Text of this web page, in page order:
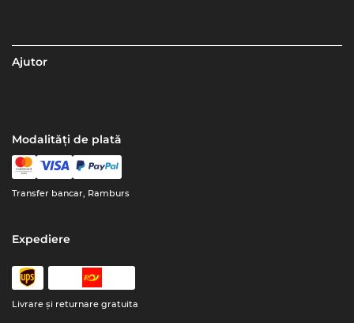
Ajutor
Modalități de plată
Transfer bancar, Ramburs
Expediere
Livrare şi returnare gratuita